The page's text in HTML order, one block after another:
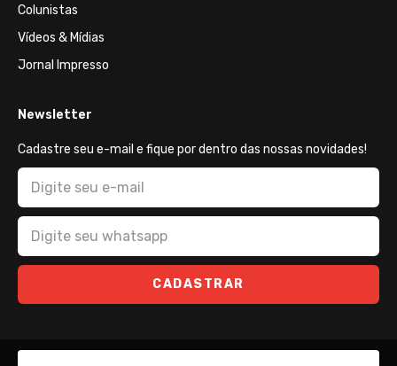
Colunistas
Vídeos & Mídias
Jornal Impresso
Newsletter
Cadastre seu e-mail e fique por dentro das nossas novidades!
CADASTRAR